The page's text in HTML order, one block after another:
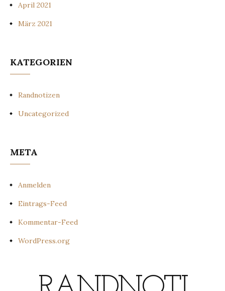
April 2021
März 2021
KATEGORIEN
Randnotizen
Uncategorized
META
Anmelden
Eintrags-Feed
Kommentar-Feed
WordPress.org